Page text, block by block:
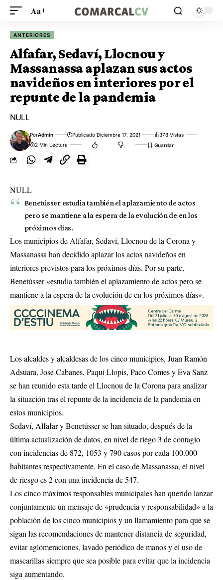
Aa
ANTERIORES
Alfafar, Sedaví, Llocnou y
Massanassa aplazan sus actos
navideños en interiores por el
repunte de la pandemia
NULL
PorAdmin Publicado Diciembre 17, 2021
378 Vistas
2 Min Lectura
NULL
Benetússer estudia también el aplazamiento de actos
pero se mantiene a la espera de la evolución de en los
próximos días.
Los municipios de Alfafar, Sedaví, Llocnou de la Corona y
Massanassa han decidido aplazar los actos navideños en
interiores previstos para los próximos días. Por su parte,
Benetússer «estudia también el aplazamiento de actos pero se
mantiene a la espera de la evolución de en los próximos días».
Los alcaldes y alcaldesas de los cinco municipios, Juan Ramón
Adsuara, José Cabanes, Paqui Llopis, Paco Comes y Eva Sanz
se han reunido esta tarde el Llocnou de la Corona para analizar
la situación tras el repunte de la incidencia de la pandemia en
estos municipios.
Sedaví, Alfafar y Benetússer se han situado, después de la
última actualización de datos, en nivel de riego 3 de contagio
con incidencias de 872, 1053 y 790 casos por cada 100.000
habitantes respectivamente. En el caso de Massanassa, el nivel
de riesgo es 2 con una incidencia de 547.
Los cinco máximos responsables municipales han querido lanzar
conjuntamente un mensaje de «prudencia y responsabilidad» a la
población de los cinco municipios y un llamamiento para que se
sigan las recomendaciones de mantener distancia de seguridad,
evitar aglomeraciones, lavado periódico de manos y el uso de
mascarillas siempre que sea posible para evitar que la incidencia
siga aumentando.